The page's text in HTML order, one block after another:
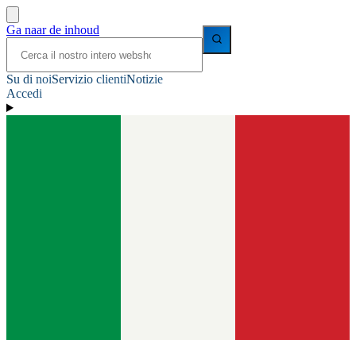
Ga naar de inhoud
Su di noiServizio clientiNotizie
Accedi